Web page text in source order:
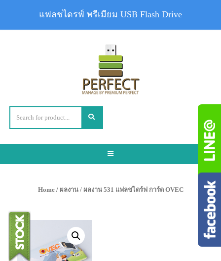
Toggle
Home/ ผลงาน/ ผลงาน 531 แฟลชไดร์ฟ การ์ด OVEC
แฟลชไดรฟ์ พรีเมียม USB Flash Drive